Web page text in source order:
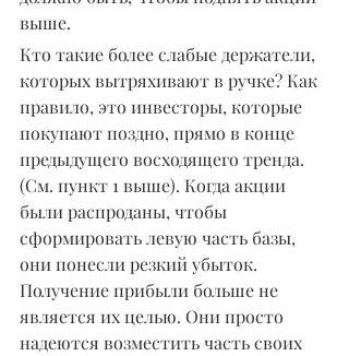
выше.
Кто такие более слабые держатели,
которых вытряхивают в ручке? Как
правило, это инвесторы, которые
покупают поздно, прямо в конце
предыдущего восходящего тренда.
(См. пункт 1 выше). Когда акции
были распроданы, чтобы
сформировать левую часть базы,
они понесли резкий убыток.
Получение прибыли больше не
является их целью. Они просто
надеются возместить часть своих